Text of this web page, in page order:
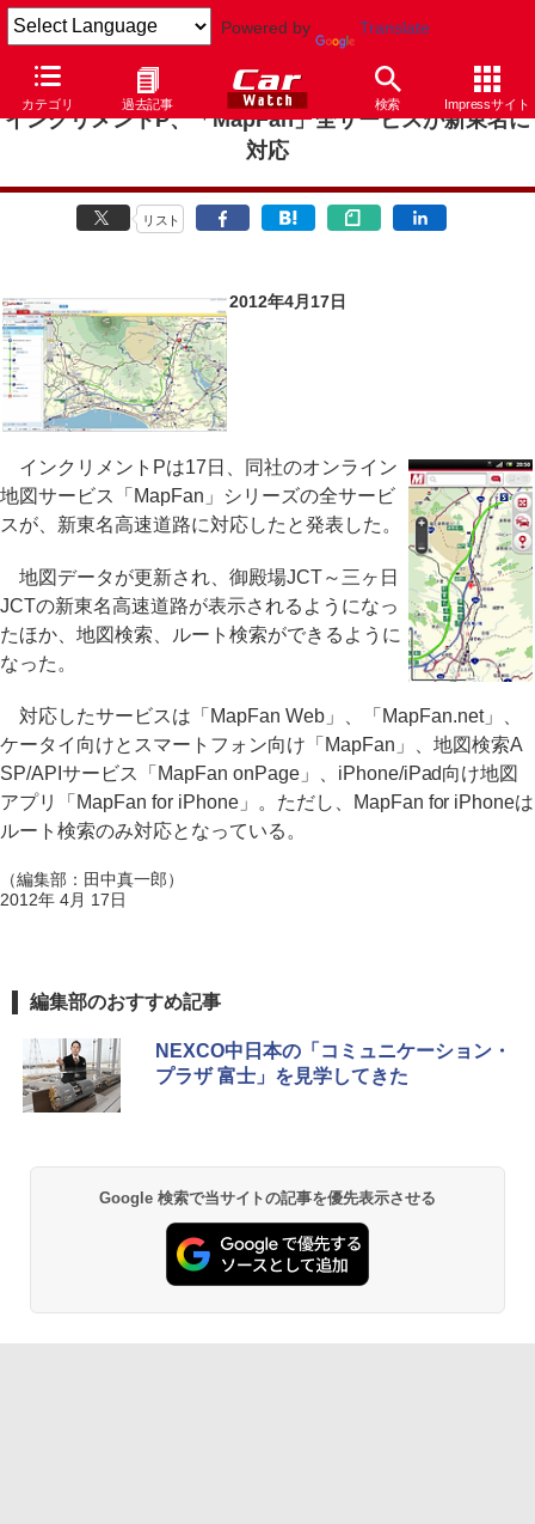
Powered by Translate
カテゴリ 過去記事 検索 Impressサイト
インクリメントP、「MapFan」全サービスが新東名に
対応
リスト
2012年4月17日
インクリメントPは17日、同社のオンライン
地図サービス「MapFan」シリーズの全サービ
スが、新東名高速道路に対応したと発表した。
地図データが更新され、御殿場JCT～三ヶ日
JCTの新東名高速道路が表示されるようになっ
たほか、地図検索、ルート検索ができるように
なった。
対応したサービスは「MapFan Web」、「MapFan.net」、
ケータイ向けとスマートフォン向け「MapFan」、地図検索A
SP/APIサービス「MapFan onPage」、iPhone/iPad向け地図
アプリ「MapFan for iPhone」。ただし、MapFan for iPhoneは
ルート検索のみ対応となっている。
（編集部：田中真一郎）
2012年 4月 17日
編集部のおすすめ記事
NEXCO中日本の「コミュニケーション・
プラザ 富士」を見学してきた
Google 検索で当サイトの記事を優先表示させる